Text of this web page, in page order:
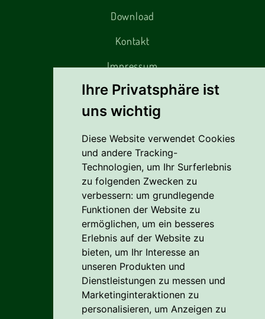
Ihre Privatsphäre ist
uns wichtig
Diese Website verwendet Cookies
und andere Tracking-
Technologien, um Ihr Surferlebnis
zu folgenden Zwecken zu
verbessern: um grundlegende
Funktionen der Website zu
ermöglichen, um ein besseres
Erlebnis auf der Website zu
bieten, um Ihr Interesse an
unseren Produkten und
Dienstleistungen zu messen und
Marketinginteraktionen zu
personalisieren, um Anzeigen zu
Download
Kontakt
Impressum
Alles rund um den Einkauf
Liefer- Und Versandkosten
Zahlungsbedingungen
AGB
Vertrag widerrufen
Reklamation
Cookie
Datenschutzerklärung